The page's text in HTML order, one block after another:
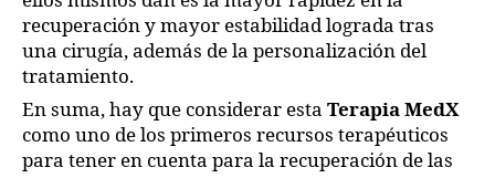
recuperación y mayor estabilidad lograda tras
una cirugía, además de la personalización del
tratamiento.
En suma, hay que considerar esta Terapia MedX
como uno de los primeros recursos terapéuticos
para tener en cuenta para la recuperación de las